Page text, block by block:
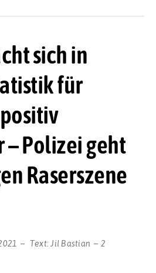
sich in
für
Polizei geht
Raserszene
Text: Jil Bastian
2